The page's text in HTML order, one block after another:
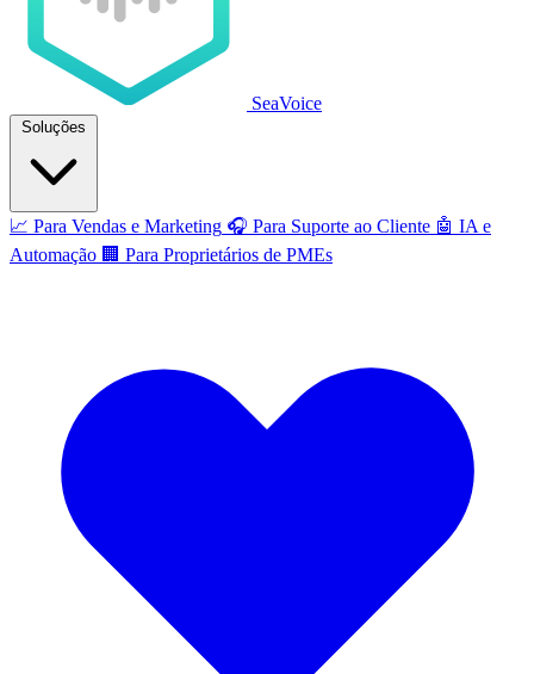
SeaVoice
Soluções
📈 Para Vendas e Marketing 🎧 Para Suporte ao Cliente 🤖 IA e
Automação 🏢 Para Proprietários de PMEs